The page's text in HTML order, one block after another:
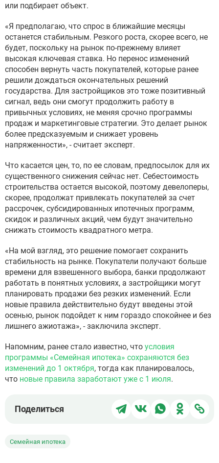
или подбирает объект.
«Я предполагаю, что спрос в ближайшие месяцы
останется стабильным. Резкого роста, скорее всего, не
будет, поскольку на рынок по-прежнему влияет
высокая ключевая ставка. Но перенос изменений
способен вернуть часть покупателей, которые ранее
решили дождаться окончательных решений
государства. Для застройщиков это тоже позитивный
сигнал, ведь они смогут продолжить работу в
привычных условиях, не меняя срочно программы
продаж и маркетинговые стратегии. Это делает рынок
более предсказуемым и снижает уровень
напряженности», - считает эксперт.
Что касается цен, то, по ее словам, предпосылок для их
существенного снижения сейчас нет. Себестоимость
строительства остается высокой, поэтому девелоперы,
скорее, продолжат привлекать покупателей за счет
рассрочек, субсидированных ипотечных программ,
скидок и различных акций, чем будут значительно
снижать стоимость квадратного метра.
«На мой взгляд, это решение помогает сохранить
стабильность на рынке. Покупатели получают больше
времени для взвешенного выбора, банки продолжают
работать в понятных условиях, а застройщики могут
планировать продажи без резких изменений. Если
новые правила действительно будут введены этой
осенью, рынок подойдет к ним гораздо спокойнее и без
лишнего ажиотажа», - заключила эксперт.
Напомним, ранее стало известно, что условия
программы «Семейная ипотека» сохраняются без
изменений до 1 октября, тогда как планировалось,
что новые правила заработают уже с 1 июля.
Поделиться
Поделиться
Поделиться
в
Поделиться
Семейная ипотека